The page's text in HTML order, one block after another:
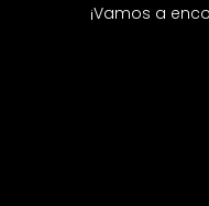
¡Vamos a